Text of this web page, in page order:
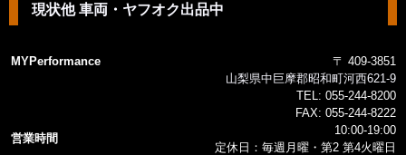
現状他 車両・ヤフオク出品中
MYPerformance
〒 409-3851
山梨県中巨摩郡昭和町河西621-9
TEL: 055-244-8200
FAX: 055-244-8222
営業時間
10:00-19:00
定休日：毎週月曜・第2 第4火曜日